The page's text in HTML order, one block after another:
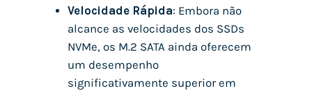
Velocidade Rápida: Embora não
alcance as velocidades dos SSDs
NVMe, os M.2 SATA ainda oferecem
um desempenho
significativamente superior em